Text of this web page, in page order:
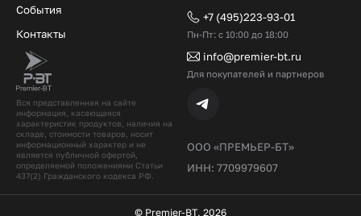
Вся представленная на сайте
информация, касающаяся
характеристик продуктов, наличия на
складе, стоимости товаров, носит
информационный характер и не
является публичной офертой,
определяемой положениями Статьи
437(2) Гражданского кодекcа РФ.
ООО «ПРЕМЬЕР-БТ»
ИНН: 7709979607
События
Контакты
+7 (495)223-93-01
Пн-Пт: с 10:00 до 18:00
info@premier-bt.ru
Для покупателей и партнеров
© Premier-BT, 2026